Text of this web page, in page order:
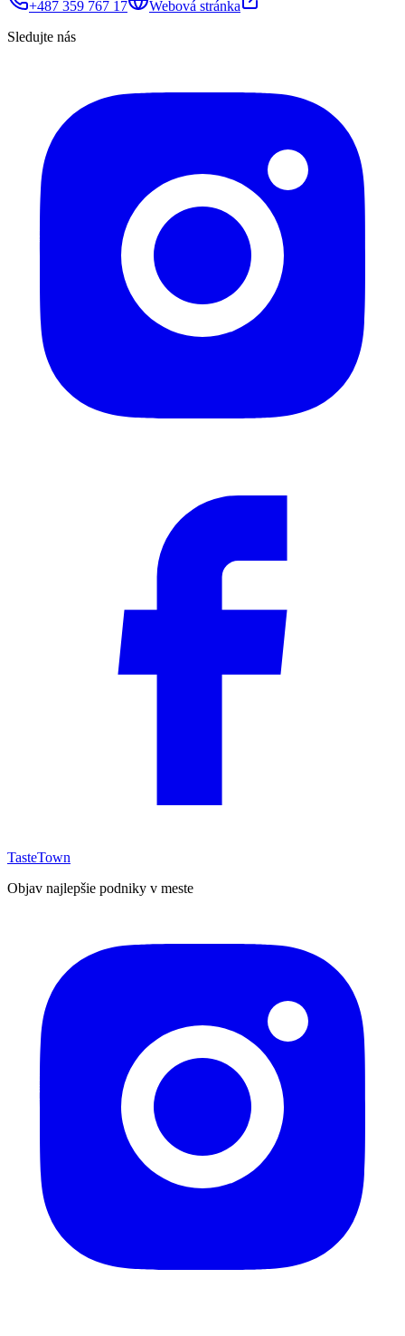
+487 359 767 17
Webová stránka
Sledujte nás
TasteTown
Objav najlepšie podniky v meste